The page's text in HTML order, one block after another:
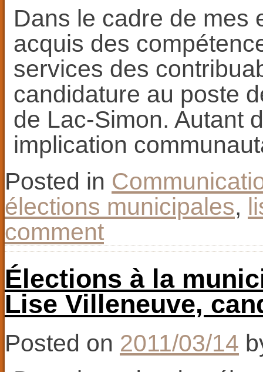
Dans le cadre de mes
acquis des
services des
candidature au poste
de Lac-Simon. Autant
implication
Posted in
élections municipales,
comment
Élections à la
Lise Villeneuve,
Posted on 2011/03/14